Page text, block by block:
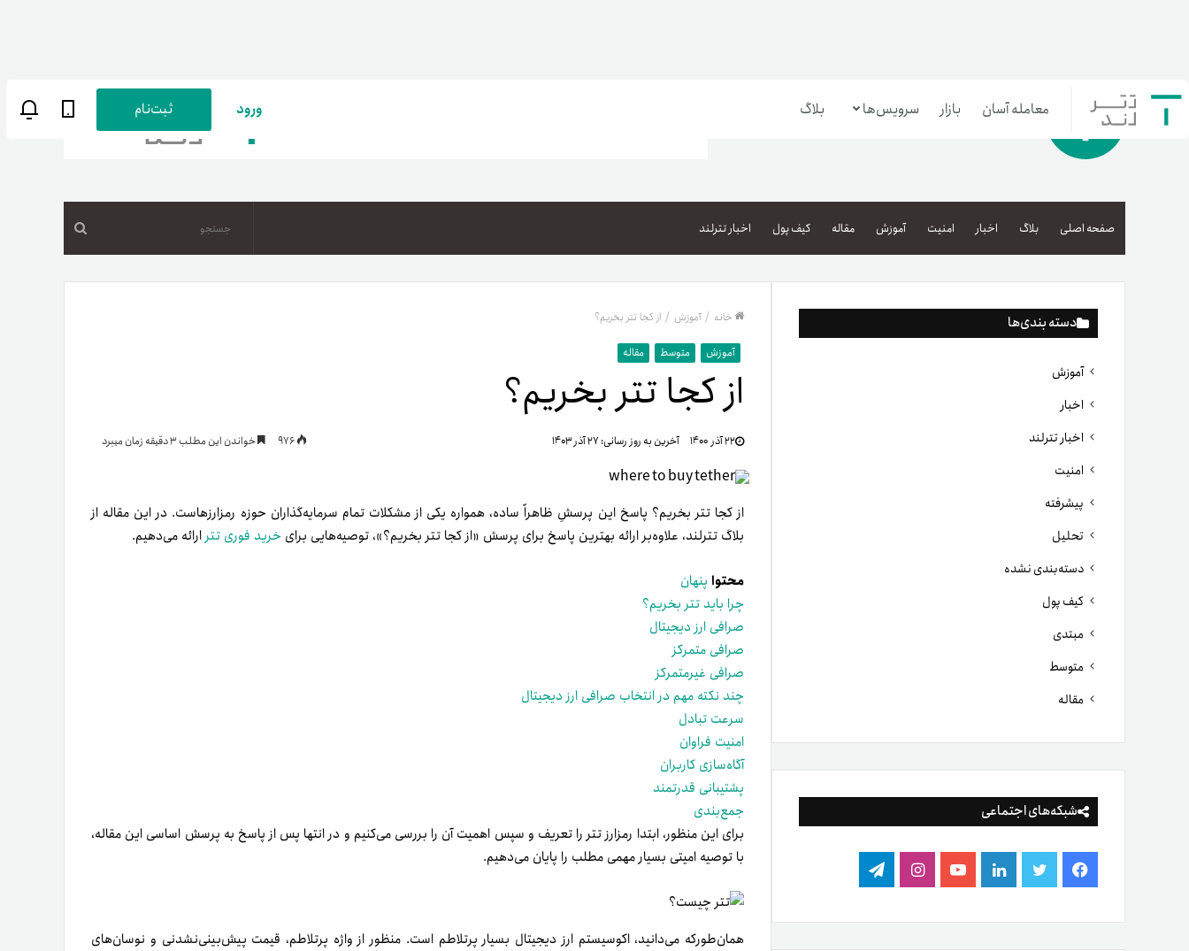
معامله آسان بازار سرویس‌ها
بازار تترلند
سرمایه‌گذاری آسان
پاداش کیف‌پول تومانی
مهر تترلند
بلاگ
زبان پارسی
خروج
ورود ثبت‌نام
صفحه اصلی بلاگ اخبار امنیت آموزش مقاله کیف پول اخبار تترلند
دسته بندی‌ها
آموزش
اخبار
اخبار تترلند
امنیت
پیشرفته
تحلیل
دسته‌بندی نشده
کیف پول
مبتدی
متوسط
مقاله
شبکه‌های اجتماعی
فیس
بوک
توییتر لینکدینیوتیوباینستاگرام
تلگرام
خانه / آموزش / از کجا تتر بخریم؟
آموزش متوسط مقاله
از کجا تتر بخریم؟
۲۲ آذر ۱۴۰۰ آخرین به روز رسانی:۲۷ آذر ۱۴۰۳ خواندن این مطلب 3 دقیقه زمان میبرد
از کجا تتر بخریم؟ پاسخ این پرسشِ ظاهراً ساده، همواره یکی از مشکلات تمام سرمایه‌گذاران حوزه رمزارزهاست. در این مقاله از
بلاگ تترلند، علاوه‌بر ارائه بهترین پاسخ برای پرسش «از کجا تتر بخریم؟»، توصیه‌هایی برای خرید فوری تترارائه می‌دهیم.
محتوا پنهان
چرا باید تتر بخریم؟
صرافی ارز دیجیتال
صرافی متمرکز
صرافی غیرمتمرکز
چند نکته مهم در انتخاب صرافی ارز دیجیتال
سرعت تبادل
امنیت فراوان
آگاه‌سازی کاربران
پشتیبانی قدرتمند
جمع‌بندی
برای این منظور، ابتدا رمزارز تتر را تعریف و سپس اهمیت آن را بررسی می‌کنیم و در انتها پس از پاسخ به پرسش اساسی این مقاله،
با توصیه امیتی بسیار مهمی مطلب را پایان می‌دهیم.
همان‌طورکه می‌دانید، اکوسیستم ارز دیجیتال بسیار پرتلاطم است. منظور از واژه پرتلاطم، قیمت پیش‌بینی‌نشدنی و نوسان‌های